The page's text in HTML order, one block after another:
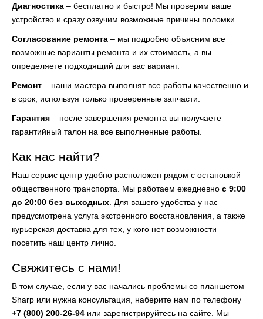
Диагностика – бесплатно и быстро! Мы проверим ваше
устройство и сразу озвучим возможные причины поломки.
Согласование ремонта – мы подробно объясним все
возможные варианты ремонта и их стоимость, а вы
определяете подходящий для вас вариант.
Ремонт – наши мастера выполнят все работы качественно и
в срок, используя только проверенные запчасти.
Гарантия – после завершения ремонта вы получаете
гарантийный талон на все выполненные работы.
Как нас найти?
Наш сервис центр удобно расположен рядом с остановкой
общественного транспорта. Мы работаем ежедневно с 9:00
до 20:00 без выходных . Для вашего удобства у нас
предусмотрена услуга экстренного восстановления, а также
курьерская доставка для тех, у кого нет возможности
посетить наш центр лично.
Свяжитесь с нами!
В том случае, если у вас начались проблемы со планшетом
Sharp или нужна консультация, наберите нам по телефону
+7 (800) 200-26-94 или зарегистрируйтесь на сайте. Мы